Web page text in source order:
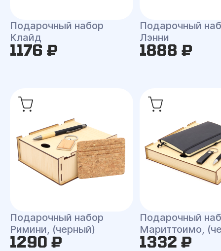
Подарочный набор
Клайд
1176 ₽
Подарочный
Лэнни
1888 ₽
Подарочный набор
Римини, (черный)
1290 ₽
Подарочный
Мариттоимо,
1332 ₽